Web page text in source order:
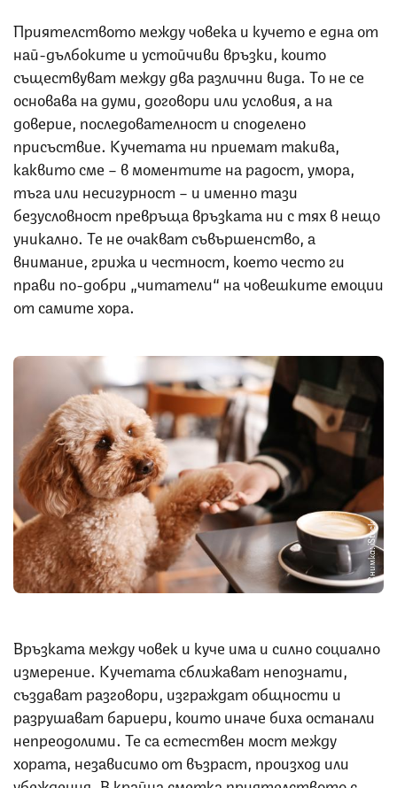
Приятелството между човека и кучето е една от
най-дълбоките и устойчиви връзки, които
съществуват между два различни вида. То не се
основава на думи, договори или условия, а на
доверие, последователност и споделено
присъствие. Кучетата ни приемат такива,
каквито сме – в моментите на радост, умора,
тъга или несигурност – и именно тази
безусловност превръща връзката ни с тях в нещо
уникално. Те не очакват съвършенство, а
внимание, грижа и честност, което често ги
прави по-добри „читатели“ на човешките емоции
от самите хора.
Снимка: iStock
Връзката между човек и куче има и силно социално
измерение. Кучетата сближават непознати,
създават разговори, изграждат общности и
разрушават бариери, които иначе биха останали
непреодолими. Те са естествен мост между
хората, независимо от възраст, произход или